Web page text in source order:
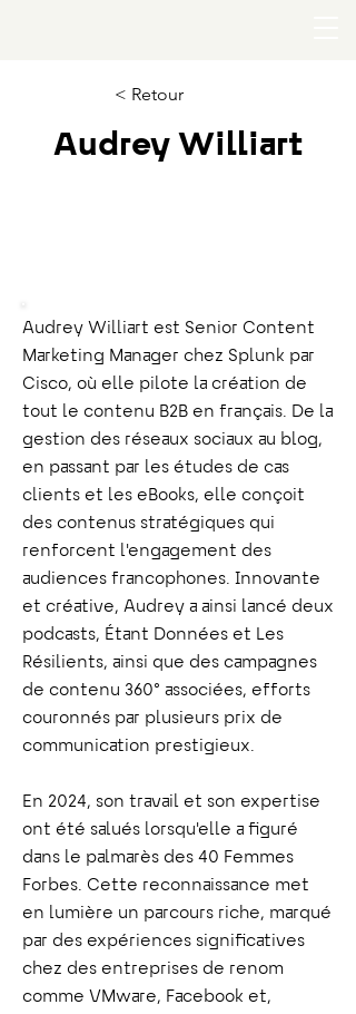
< Retour
Audrey Williart
Audrey Williart est Senior Content
Marketing Manager chez Splunk par
Cisco, où elle pilote la création de
tout le contenu B2B en français. De la
gestion des réseaux sociaux au blog,
en passant par les études de cas
clients et les eBooks, elle conçoit
des contenus stratégiques qui
renforcent l'engagement des
audiences francophones. Innovante
et créative, Audrey a ainsi lancé deux
podcasts, Étant Données et Les
Résilients, ainsi que des campagnes
de contenu 360° associées, efforts
couronnés par plusieurs prix de
communication prestigieux.
En 2024, son travail et son expertise
ont été salués lorsqu'elle a figuré
dans le palmarès des 40 Femmes
Forbes. Cette reconnaissance met
en lumière un parcours riche, marqué
par des expériences significatives
chez des entreprises de renom
comme VMware, Facebook et,